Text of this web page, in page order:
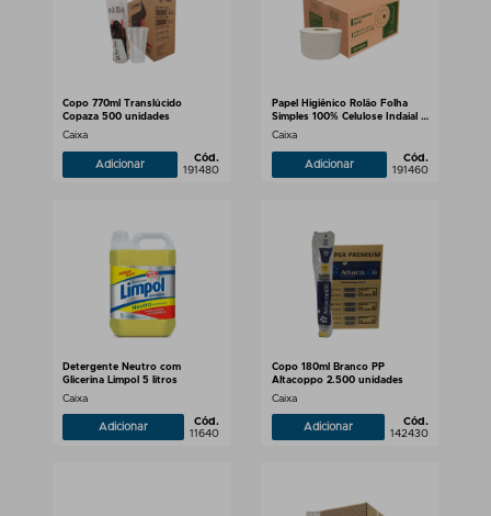
Copo 770ml Translúcido
Copaza 500 unidades
Caixa
Adicionar
Cód.
191480
Papel Higiênico Rolão Folha
Simples 100% Celulose Indaial 8
rolos de 300m
Caixa
Adicionar
Cód.
191460
Detergente Neutro com
Glicerina Limpol 5 litros
Caixa
Adicionar
Cód.
11640
Copo 180ml Branco PP
Altacoppo 2.500 unidades
Caixa
Adicionar
Cód.
142430